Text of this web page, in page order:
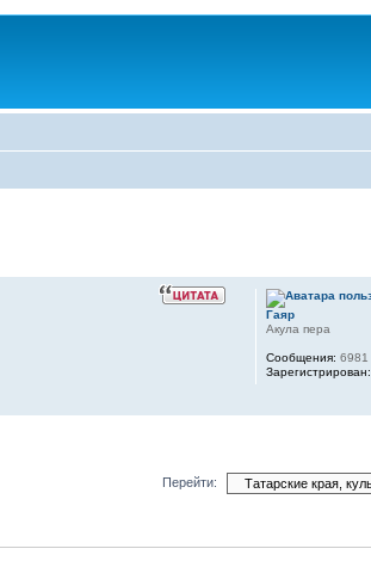
Гаяр
Акула пера
Сообщения: 6981
Зарегистрирован:
Перейти: